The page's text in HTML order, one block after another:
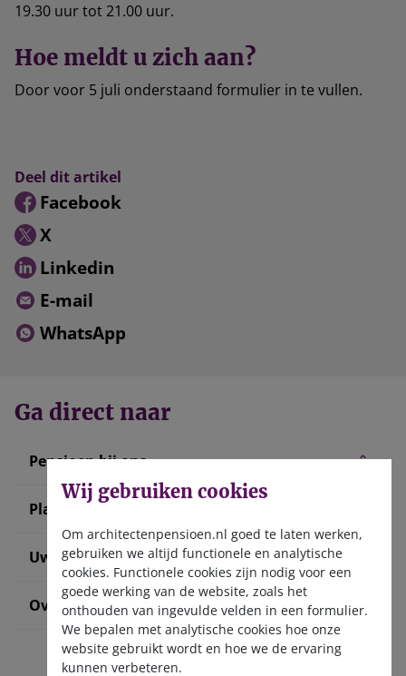
19.30 uur tot 21.00 uur.
Hoe meldt u zich aan?
Door voor 5 juli onderstaand formulier in te vullen.
Deel dit artikel
Facebook
X
Linkedin
E-mail
WhatsApp
Ga direct naar
Pensioen bij ons
Plan uw pensioen
Uw situatie verandert
Over ons
Wij gebruiken cookies
Om architectenpensioen.nl goed te laten werken,
gebruiken we altijd functionele en analytische
cookies. Functionele cookies zijn nodig voor een
goede werking van de website, zoals het
onthouden van ingevulde velden in een formulier.
We bepalen met analytische cookies hoe onze
website gebruikt wordt en hoe we de ervaring
kunnen verbeteren.